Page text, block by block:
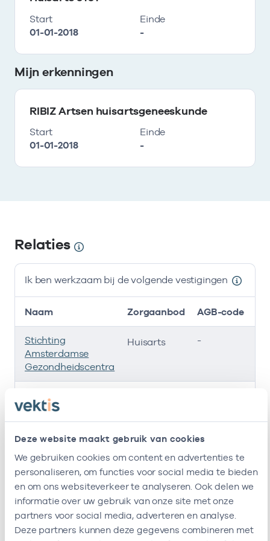
Deze website maakt gebruik van cookies
We gebruiken cookies om content en advertenties te
personaliseren, om functies voor social media te bieden
en om ons websiteverkeer te analyseren. Ook delen we
informatie over uw gebruik van onze site met onze
partners voor social media, adverteren en analyse.
Deze partners kunnen deze gegevens combineren met
Start
01-01-2018
Einde
-
Mijn erkenningen
RIBIZ Artsen huisartsgeneeskunde
Start
01-01-2018
Einde
-
Relaties
Ik ben werkzaam bij de volgende vestigingen
Ik ben werkzaam bij de volgende vestigingen
Naam Zorgaanbod AGB-code
Stichting
Amsterdamse
Gezondheidscentra
Huisarts -
Viruly L.a.a. -
Huisartsen
Kromme Waal
Huisarts -
Ik heb een arbeidsrelatie met